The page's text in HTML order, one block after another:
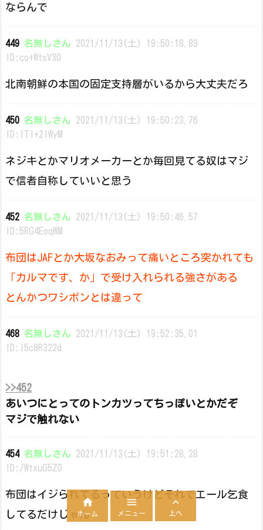
ならんで
449 名無しさん 2021/11/13(土) 19:50:18.89
ID:co+WtsV30
北南朝鮮の本国の固定支持層がいるから大丈夫だろ
450 名無しさん 2021/11/13(土) 19:50:23.76
ID:ITl+2IWyM
ネジキとかマリオメーカーとか毎回見てる奴はマジ
で信者自称していいと思う
452 名無しさん 2021/11/13(土) 19:50:46.57
ID:5RG4EoqWM
布団はJAFとか大坂なおみって痛いところ突かれても
「カルマです、か」で受け入れられる強さがある
とんかつワシボンとは違って
468 名無しさん 2021/11/13(土) 19:52:35.01
ID:I5c8R322d
>>452
あいつにとってのトンカツってちっぽいとかだぞ
マジで触れない
454 名無しさん 2021/11/13(土) 19:51:28.28
ID:/WtxuG5Z0
布団はイジられてるっていうけどそれでエール乞食
してるだけじゃん

ホーム

メニュー

上へ